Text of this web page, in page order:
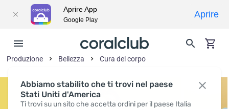
Abbiamo stabilito che ti trovi nel paese
Stati Uniti d'America
Ti trovi su un sito che accetta ordini per il paese Italia
Produzione Bellezza Cura del corpo
Aprire App
Google Play
Aprire